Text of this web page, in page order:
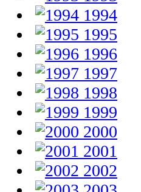
1994
1995
1996
1997
1998
1999
2000
2001
2002